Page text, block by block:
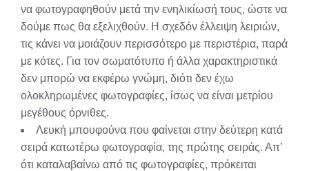
να φωτογραφηθούν μετά την ενηλικίωσή τους, ώστε να
δούμε πως θα εξελιχθούν. Η σχεδόν έλλειψη λειριών,
τις κάνει να μοιάζουν περισσότερο με περιστέρια, παρά
με κότες. Για τον σωματότυπο ή άλλα χαρακτηριστικά
δεν μπορώ να εκφέρω γνώμη, διότι δεν έχω
ολοκληρωμένες φωτογραφίες, ίσως να είναι μετρίου
μεγέθους όρνιθες.
Λευκή μπουφούνα που φαίνεται στην δεύτερη κατά
σειρά κατωτέρω φωτογραφία, της πρώτης σειράς. Απ’
ότι καταλαβαίνω από τις φωτογραφίες, πρόκειται